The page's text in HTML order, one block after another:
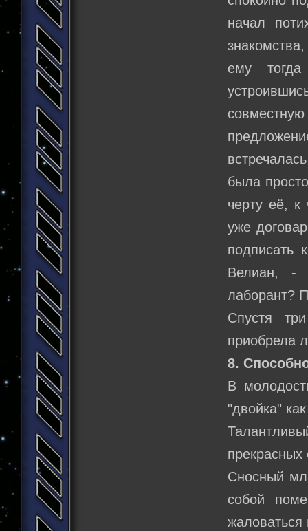
начал
ему
была
черту её, к
уже
подписать
Велиан, -
лаборант?
Спустя
приобрела
8.
В
"двойка"
прекрасных
Сносный
собой
жаловаться